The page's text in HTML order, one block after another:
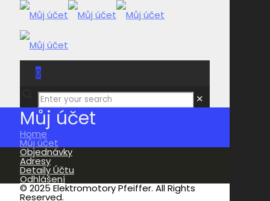
0
0,00 Kč
✕
Můj účet
Home
Můj účet
Objednávky
Adresy
Detaily Účtu
Odhlášení
© 2025 Elektromotory Pfeiffer. All Rights
Reserved.